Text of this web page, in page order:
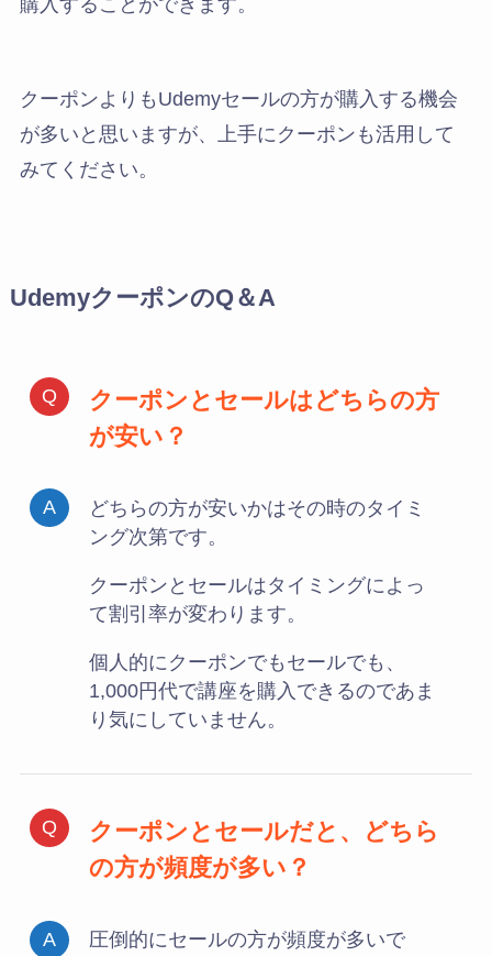
購入することができます。
クーポンよりもUdemyセールの方が購入する機会
が多いと思いますが、上手にクーポンも活用して
みてください。
UdemyクーポンのQ＆A
クーポンとセールはどちらの方
が安い？
どちらの方が安いかはその時のタイミ
ング次第です。
クーポンとセールはタイミングによっ
て割引率が変わります。
個人的にクーポンでもセールでも、
1,000円代で講座を購入できるのであま
り気にしていません。
クーポンとセールだと、どちら
の方が頻度が多い？
圧倒的にセールの方が頻度が多いで